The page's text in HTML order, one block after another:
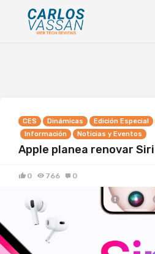
CES Dinámicas Edición Especial
Información
Noticias y Eventos
Apple planea renovar
0 766 0